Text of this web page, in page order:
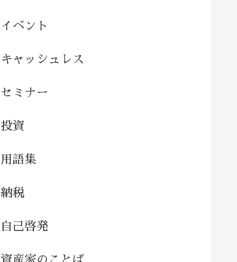
イベント
キャッシュレス
セミナー
投資
用語集
納税
自己啓発
資産家のことば